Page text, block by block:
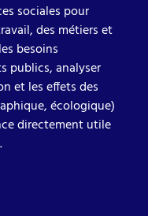
sociales pour
des métiers et
besoins
publics, analyser
et les effets des
écologique)
directement utile